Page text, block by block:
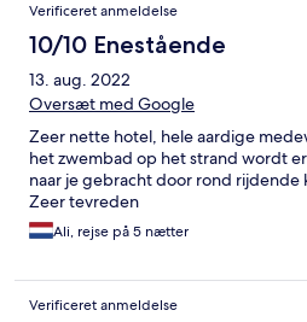
Verificeret anmeldelse
10/10 Enestående
13. aug. 2022
Oversæt med Google
Zeer nette hotel, hele aardige
het zwembad op het strand wordt
naar je gebracht door rond rijdende
Zeer tevreden
Ali, rejse på 5 nætter
Verificeret anmeldelse